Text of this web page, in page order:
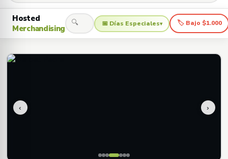
Hosted
Merchandising
🔍 📅 Días Especiales▾ 🏷 Bajo $1.000
‹ ›